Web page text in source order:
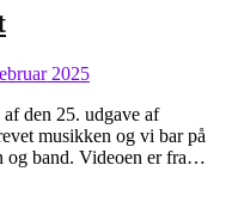
2025
den 25. udgave af
musikken og vi bar på
og band. Videoen er fra…